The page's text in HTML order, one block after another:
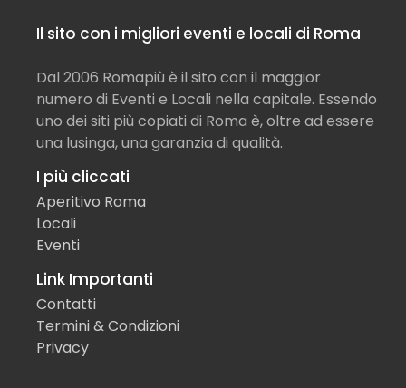
Il sito con i migliori eventi e locali di Roma
Dal 2006 Romapiù è il sito con il maggior
numero di Eventi e Locali nella capitale. Essendo
uno dei siti più copiati di Roma è, oltre ad essere
una lusinga, una garanzia di qualità.
I più cliccati
Aperitivo Roma
Locali
Eventi
Link Importanti
Contatti
Termini & Condizioni
Privacy